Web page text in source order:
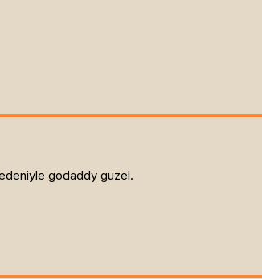
godaddy guzel.